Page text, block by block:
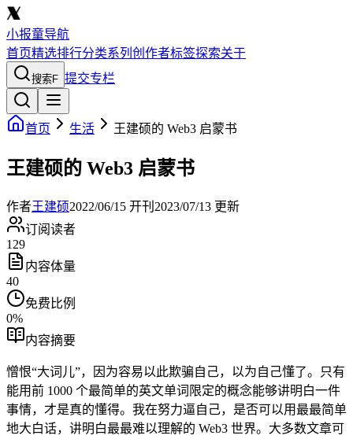
小报童导航
首页精选排行分类系列 创作者标签探索关于
搜索F 提交专栏
首页 生活 王建硕的 Web3 启蒙书
王建硕的 Web3 启蒙书
作者王建硕2022/06/15 开刊 2023/07/13 更新
订阅读者
129
内容体量
40
免费比例
0%
内容摘要
憎恨“大词儿”，因为容易以此欺骗自己，以为自己懂了。只有
能用前 1000 个最简单的英文单词限定的概念能够讲明白一件
事情，才是真的懂得。我在努力逼自己，是否可以用最最简单
地大白话，讲明白最最难以理解的 Web3 世界。大多数文章可